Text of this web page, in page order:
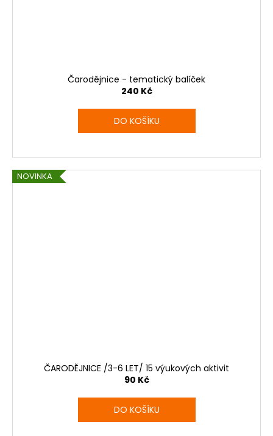
Čarodějnice - tematický balíček
240 Kč
DO KOŠÍKU
NOVINKA
ČARODĚJNICE /3-6 LET/ 15 výukových aktivit
90 Kč
DO KOŠÍKU